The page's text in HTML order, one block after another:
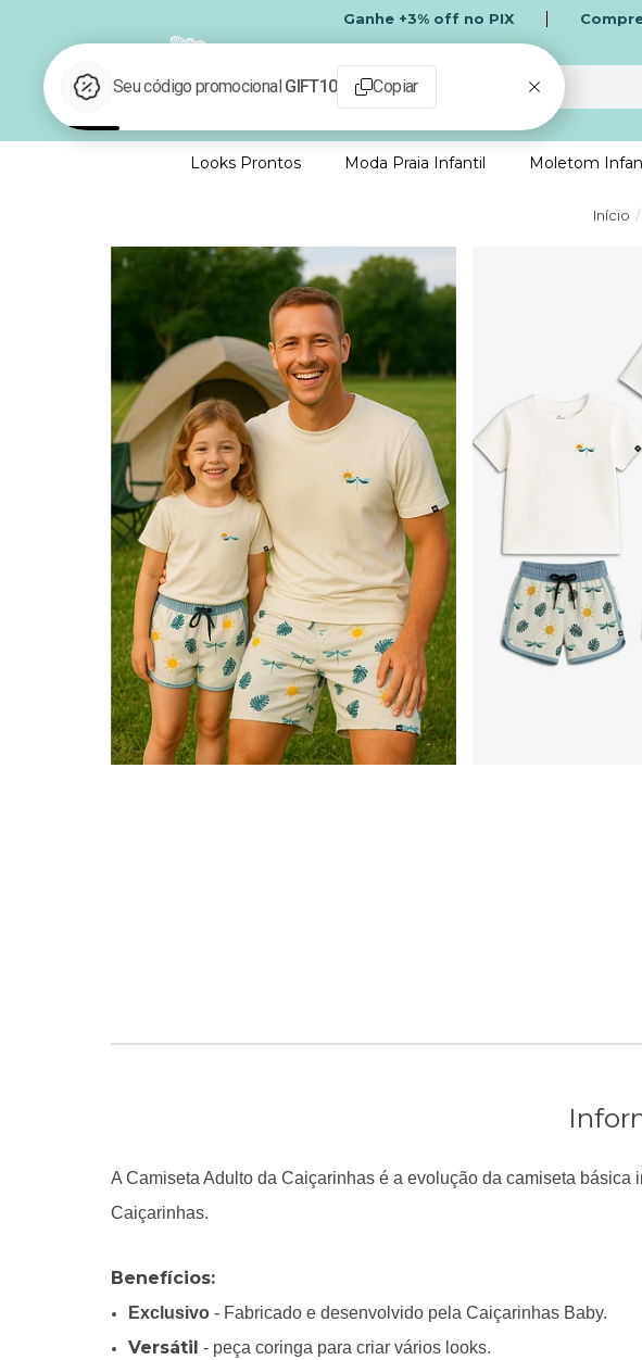
Ganhe +3% offno PIX
Looks Prontos Moda Praia Infantil Moletom
Início
A Camiseta Adulto da Caiçarinhas é a evolução da camiseta
Caiçarinhas.
Benefícios:
Exclusivo - Fabricado e desenvolvido pela Caiçarinhas Baby.
Versátil - peça coringa para criar vários looks.